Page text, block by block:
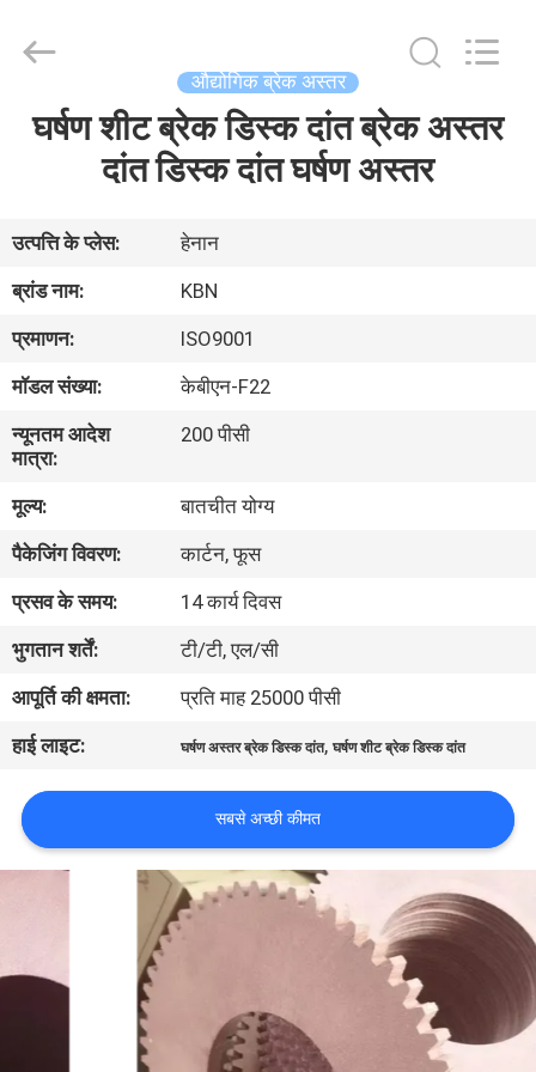
घर
हमारे
बारे
कारखाना
गुणवत्ता
नियंत्रण
संपर्क
करें
एक
उद्धरण
करे
औद्योगिक ब्रेक अस्तर
घर्षण शीट ब्रेक डिस्क दांत ब्रेक अस्तर
दांत डिस्क दांत घर्षण अस्तर
उत्पत्ति के प्लेस:
हेनान
ब्रांड नाम:
KBN
प्रमाणन:
ISO9001
मॉडल संख्या:
केबीएन-F22
न्यूनतम आदेश
मात्रा:
200 पीसी
मूल्य:
बातचीत योग्य
पैकेजिंग विवरण:
कार्टन, फूस
प्रसव के समय:
14 कार्य दिवस
भुगतान शर्तें:
टी/टी, एल/सी
आपूर्ति की क्षमता:
प्रति माह 25000 पीसी
हाई लाइट:
घर्षण अस्तर ब्रेक डिस्क दांत,घर्षण शीट ब्रेक डिस्क दांत
सबसे अच्छी कीमत